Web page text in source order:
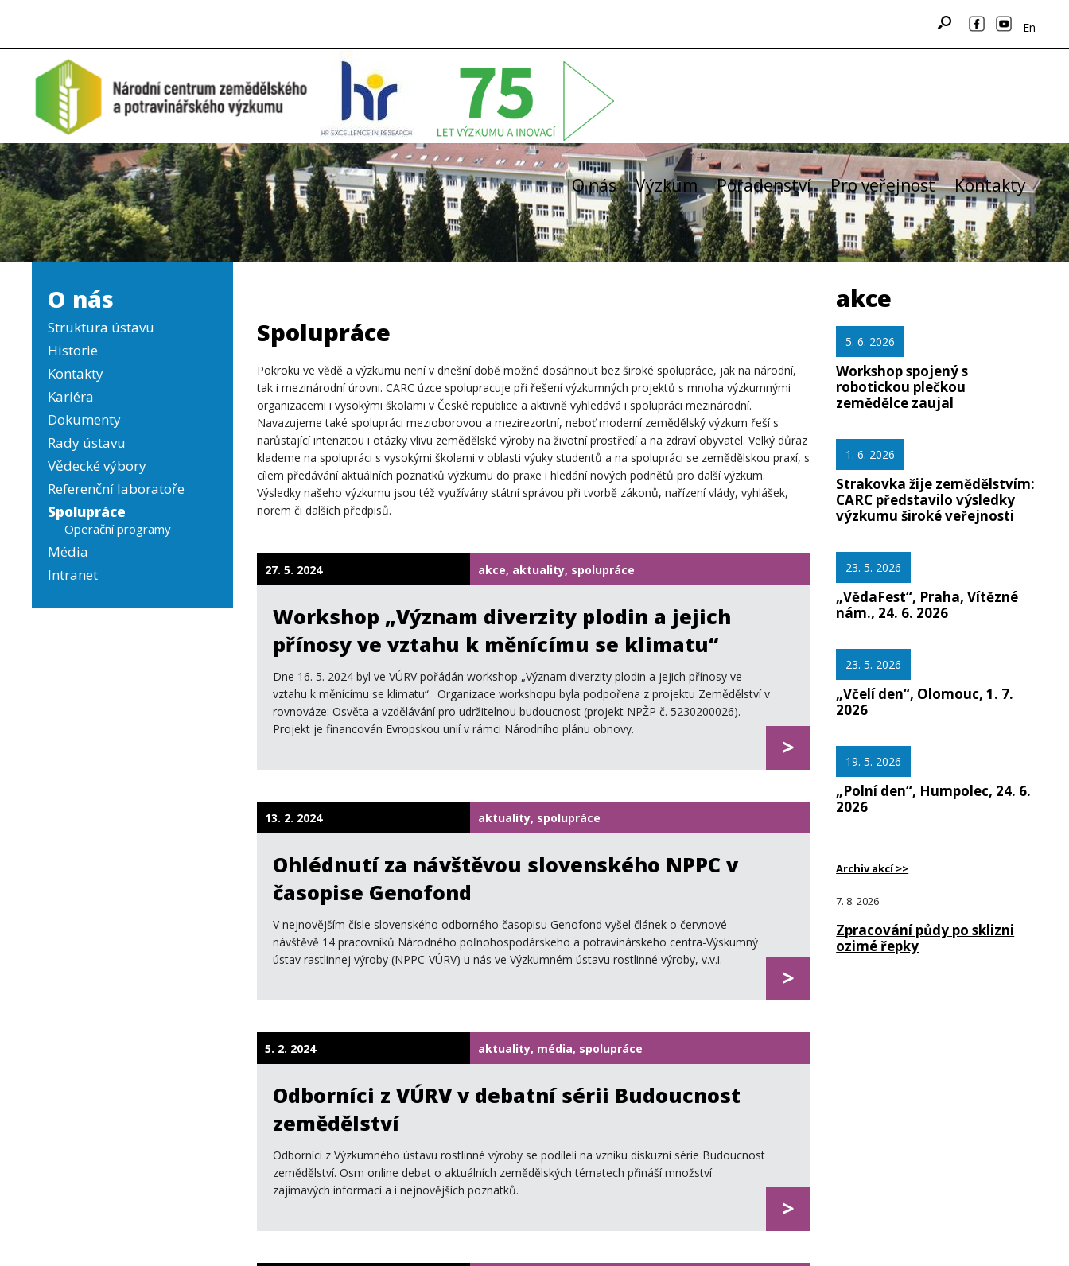
En
O nás Výzkum Poradenství Pro veřejnost Kontakty
O nás
Struktura ústavu
Historie
Kontakty
Kariéra
Dokumenty
Rady ústavu
Vědecké výbory
Referenční laboratoře
Spolupráce
Operační programy
Média
Intranet
Spolupráce
Pokroku ve vědě a výzkumu není v dnešní době možné dosáhnout bez široké spolupráce, jak na národní,
tak i mezinárodní úrovni. CARC úzce spolupracuje při řešení výzkumných projektů s mnoha výzkumnými
organizacemi i vysokými školami v České republice a aktivně vyhledává i spolupráci mezinárodní.
Navazujeme také spolupráci mezioborovou a mezirezortní, neboť moderní zemědělský výzkum řeší s
narůstající intenzitou i otázky vlivu zemědělské výroby na životní prostředí a na zdraví obyvatel. Velký důraz
klademe na spolupráci s vysokými školami v oblasti výuky studentů a na spolupráci se zemědělskou praxí, s
cílem předávání aktuálních poznatků výzkumu do praxe i hledání nových podnětů pro další výzkum.
Výsledky našeho výzkumu jsou též využívány státní správou při tvorbě zákonů, nařízení vlády, vyhlášek,
norem či dalších předpisů.
27. 5. 2024 akce, aktuality, spolupráce
Workshop „Význam diverzity plodin a jejich
přínosy ve vztahu k měnícímu se klimatu“
Dne 16. 5. 2024 byl ve VÚRV pořádán workshop „Význam diverzity plodin a jejich přínosy ve
vztahu k měnícímu se klimatu“. Organizace workshopu byla podpořena z projektu Zemědělství v
rovnováze: Osvěta a vzdělávání pro udržitelnou budoucnost (projekt NPŽP č. 5230200026).
Projekt je financován Evropskou unií v rámci Národního plánu obnovy.
>
13. 2. 2024 aktuality, spolupráce
Ohlédnutí za návštěvou slovenského NPPC v
časopise Genofond
V nejnovějším čísle slovenského odborného časopisu Genofond vyšel článek o červnové
návštěvě 14 pracovníků Národného poľnohospodárskeho a potravinárskeho centra-Výskumný
ústav rastlinnej výroby (NPPC-VÚRV) u nás ve Výzkumném ústavu rostlinné výroby, v.v.i.
>
5. 2. 2024 aktuality, média, spolupráce
Odborníci z VÚRV v debatní sérii Budoucnost
zemědělství
Odborníci z Výzkumného ústavu rostlinné výroby se podíleli na vzniku diskuzní série Budoucnost
zemědělství. Osm online debat o aktuálních zemědělských tématech přináší množství
zajímavých informací a i nejnovějších poznatků.
>
akce
5. 6. 2026
Workshop spojený s
robotickou plečkou
zemědělce zaujal
1. 6. 2026
Strakovka žije zemědělstvím:
CARC představilo výsledky
výzkumu široké veřejnosti
23. 5. 2026
„VědaFest“, Praha, Vítězné
nám., 24. 6. 2026
23. 5. 2026
„Včelí den“, Olomouc, 1. 7.
2026
19. 5. 2026
„Polní den“, Humpolec, 24. 6.
2026
Archiv akcí >>
7. 8. 2026
Zpracování půdy po sklizni
ozimé řepky